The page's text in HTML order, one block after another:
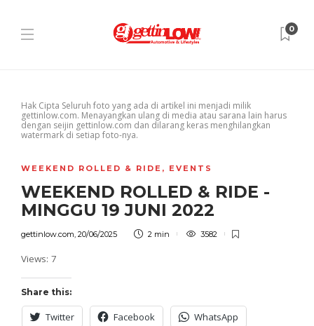
0
Hak Cipta Seluruh foto yang ada di artikel ini menjadi milik
gettinlow.com. Menayangkan ulang di media atau sarana lain harus
dengan seijin gettinlow.com dan dilarang keras menghilangkan
watermark di setiap foto-nya.
WEEKEND ROLLED & RIDE , EVENTS
WEEKEND ROLLED & RIDE -
MINGGU 19 JUNI 2022
gettinlow.com, 20/06/2025 2 min 3582
Views: 7
Share this:
Twitter Facebook WhatsApp